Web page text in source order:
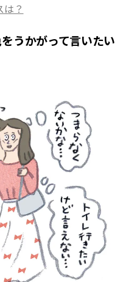
？
をうかがって言いたい